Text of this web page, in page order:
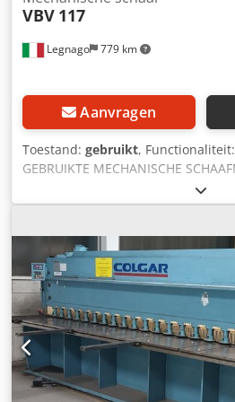
Legnago 779 km
VBV 117
Aanvragen
Toestand: gebruikt, Functionaliteit:
GEBRUIKTE MECHANISCHE
MET GEMOTORISEERDE
Aixjkr